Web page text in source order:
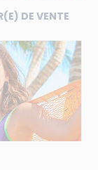
DE VENTE